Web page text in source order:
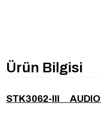
Ürün Bilgisi
STK3062-III AUDIO